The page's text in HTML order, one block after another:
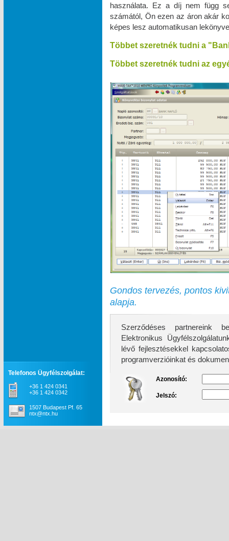
használata. Ez a díj nem függ
számától, Ön ezen az áron akár
képes lesz automatikusan
Többet szeretnék tudni a
Többet szeretnék tudni az
Gondos tervezés, pontos
alapja.
Szerződéses partnereink
Elektronikus Ügyfélszolgálatunk
lévő fejlesztésekkel kapcsolatos
programverzióinkat és
Azonosító:
Jelszó:
Telefonos Ügyfélszolgálat:
+36 1 424 0341
+36 1 424 0342
1507 Budapest Pf. 65
ntx@ntx.hu